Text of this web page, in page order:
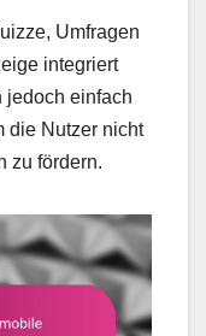
Umfragen
integriert
jedoch einfach
die Nutzer nicht
zu fördern.